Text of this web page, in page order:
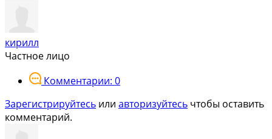
кирилл
Частное лицо
Комментарии: 0
Зарегистрируйтесь или авторизуйтесь чтобы оставить
комментарий.